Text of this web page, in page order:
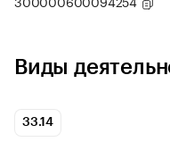
Виды
33.14